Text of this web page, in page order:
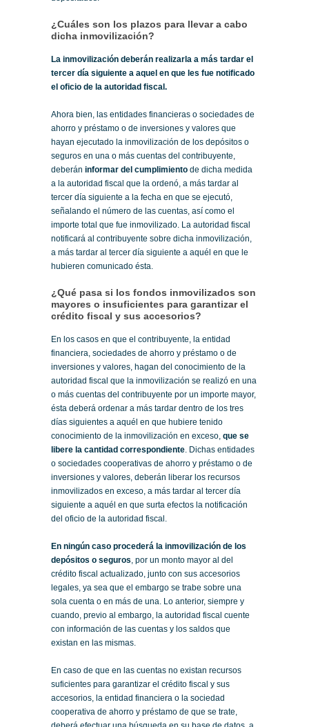
¿Cuáles son los plazos para llevar a cabo
dicha inmovilización?
La inmovilización deberán realizarla a más tardar el
tercer día siguiente a aquel en que les fue notificado
el oficio de la autoridad fiscal.
Ahora bien, las entidades financieras o sociedades de
ahorro y préstamo o de inversiones y valores que
hayan ejecutado la inmovilización de los depósitos o
seguros en una o más cuentas del contribuyente,
deberán informar del cumplimiento de dicha medida
a la autoridad fiscal que la ordenó, a más tardar al
tercer día siguiente a la fecha en que se ejecutó,
señalando el número de las cuentas, así como el
importe total que fue inmovilizado. La autoridad fiscal
notificará al contribuyente sobre dicha inmovilización,
a más tardar al tercer día siguiente a aquél en que le
hubieren comunicado ésta.
¿Qué pasa si los fondos inmovilizados son
mayores o insuficientes para garantizar el
crédito fiscal y sus accesorios?
En los casos en que el contribuyente, la entidad
financiera, sociedades de ahorro y préstamo o de
inversiones y valores, hagan del conocimiento de la
autoridad fiscal que la inmovilización se realizó en una
o más cuentas del contribuyente por un importe mayor,
ésta deberá ordenar a más tardar dentro de los tres
días siguientes a aquél en que hubiere tenido
conocimiento de la inmovilización en exceso, que se
libere la cantidad correspondiente . Dichas entidades
o sociedades cooperativas de ahorro y préstamo o de
inversiones y valores, deberán liberar los recursos
inmovilizados en exceso, a más tardar al tercer día
siguiente a aquél en que surta efectos la notificación
del oficio de la autoridad fiscal.
En ningún caso procederá la inmovilización de los
depósitos o seguros , por un monto mayor al del
crédito fiscal actualizado, junto con sus accesorios
legales, ya sea que el embargo se trabe sobre una
sola cuenta o en más de una. Lo anterior, siempre y
cuando, previo al embargo, la autoridad fiscal cuente
con información de las cuentas y los saldos que
existan en las mismas.
En caso de que en las cuentas no existan recursos
suficientes para garantizar el crédito fiscal y sus
accesorios, la entidad financiera o la sociedad
cooperativa de ahorro y préstamo de que se trate,